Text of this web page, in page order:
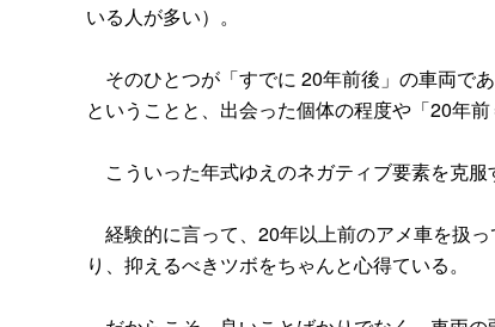
いる人が多い）。
そのひとつが「すでに 20年前後」の車両で
ということと、出会った個体の程度や「20年
こういった年式ゆえのネガティブ要素を克服
経験的に言って、20年以上前のアメ車を扱
り、抑えるべきツボをちゃんと心得ている。